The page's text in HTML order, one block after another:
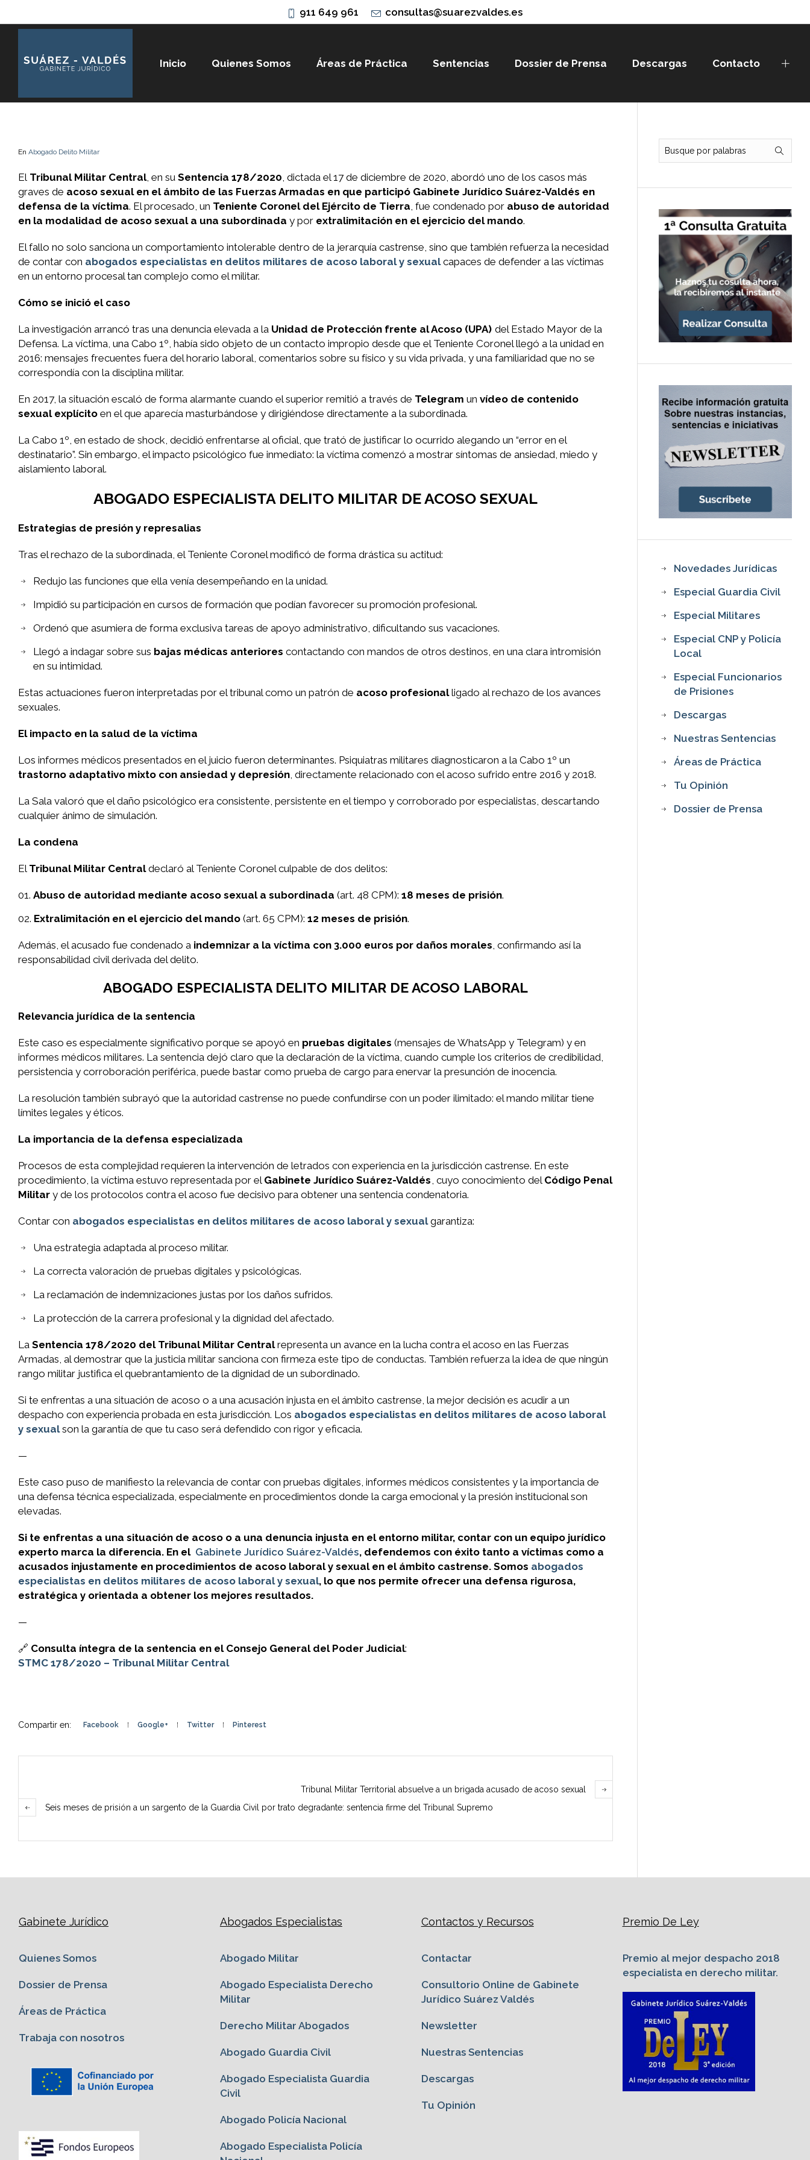
911 649 961 consultas@suarezvaldes.es
Inicio Quienes Somos Áreas de Práctica Sentencias Dossier de Prensa Descargas Contacto
En Abogado Delito Militar
El Tribunal Militar Central, en su Sentencia 178/2020, dictada el 17 de diciembre de 2020, abordó uno de los casos más
graves de acoso sexual en el ámbito de las Fuerzas Armadas en que participó Gabinete Jurídico Suárez-Valdés en
defensa de la víctima. El procesado, un Teniente Coronel del Ejército de Tierra, fue condenado por abuso de autoridad
en la modalidad de acoso sexual a una subordinada y por extralimitación en el ejercicio del mando.
El fallo no solo sanciona un comportamiento intolerable dentro de la jerarquía castrense, sino que también refuerza la necesidad
de contar con abogados especialistas en delitos militares de acoso laboral y sexualcapaces de defender a las víctimas
en un entorno procesal tan complejo como el militar.
Cómo se inició el caso
La investigación arrancó tras una denuncia elevada a la Unidad de Protección frente al Acoso (UPA) del Estado Mayor de la
Defensa. La víctima, una Cabo 1º, había sido objeto de un contacto impropio desde que el Teniente Coronel llegó a la unidad en
2016: mensajes frecuentes fuera del horario laboral, comentarios sobre su físico y su vida privada, y una familiaridad que no se
correspondía con la disciplina militar.
En 2017, la situación escaló de forma alarmante cuando el superior remitió a través de Telegram un vídeo de contenido
sexual explícito en el que aparecía masturbándose y dirigiéndose directamente a la subordinada.
La Cabo 1º, en estado de shock, decidió enfrentarse al oficial, que trató de justificar lo ocurrido alegando un “error en el
destinatario”. Sin embargo, el impacto psicológico fue inmediato: la víctima comenzó a mostrar síntomas de ansiedad, miedo y
aislamiento laboral.
ABOGADO ESPECIALISTA DELITO MILITAR DE ACOSO SEXUAL
Estrategias de presión y represalias
Tras el rechazo de la subordinada, el Teniente Coronel modificó de forma drástica su actitud:
Redujo las funciones que ella venía desempeñando en la unidad.
Impidió su participación en cursos de formación que podían favorecer su promoción profesional.
Ordenó que asumiera de forma exclusiva tareas de apoyo administrativo, dificultando sus vacaciones.
Llegó a indagar sobre sus bajas médicas anteriores contactando con mandos de otros destinos, en una clara intromisión
en su intimidad.
Estas actuaciones fueron interpretadas por el tribunal como un patrón de acoso profesionalligado al rechazo de los avances
sexuales.
El impacto en la salud de la víctima
Los informes médicos presentados en el juicio fueron determinantes. Psiquiatras militares diagnosticaron a la Cabo 1º un
trastorno adaptativo mixto con ansiedad y depresión, directamente relacionado con el acoso sufrido entre 2016 y 2018.
La Sala valoró que el daño psicológico era consistente, persistente en el tiempo y corroborado por especialistas, descartando
cualquier ánimo de simulación.
La condena
El Tribunal Militar Centraldeclaró al Teniente Coronel culpable de dos delitos:
Abuso de autoridad mediante acoso sexual a subordinada (art. 48 CPM): 18 meses de prisión.
Extralimitación en el ejercicio del mando (art. 65 CPM): 12 meses de prisión.
Además, el acusado fue condenado a indemnizar a la víctima con 3.000 euros por daños morales, confirmando así la
responsabilidad civil derivada del delito.
ABOGADO ESPECIALISTA DELITO MILITAR DE ACOSO LABORAL
Relevancia jurídica de la sentencia
Este caso es especialmente significativo porque se apoyó en pruebas digitales (mensajes de WhatsApp y Telegram) y en
informes médicos militares. La sentencia dejó claro que la declaración de la víctima, cuando cumple los criterios de credibilidad,
persistencia y corroboración periférica, puede bastar como prueba de cargo para enervar la presunción de inocencia.
La resolución también subrayó que la autoridad castrense no puede confundirse con un poder ilimitado: el mando militar tiene
límites legales y éticos.
La importancia de la defensa especializada
Procesos de esta complejidad requieren la intervención de letrados con experiencia en la jurisdicción castrense. En este
procedimiento, la víctima estuvo representada por el Gabinete Jurídico Suárez-Valdés, cuyo conocimiento del Código Penal
Militar y de los protocolos contra el acoso fue decisivo para obtener una sentencia condenatoria.
Contar con abogados especialistas en delitos militares de acoso laboral y sexualgarantiza:
Una estrategia adaptada al proceso militar.
La correcta valoración de pruebas digitales y psicológicas.
La reclamación de indemnizaciones justas por los daños sufridos.
La protección de la carrera profesional y la dignidad del afectado.
La Sentencia 178/2020 del Tribunal Militar Centralrepresenta un avance en la lucha contra el acoso en las Fuerzas
Armadas, al demostrar que la justicia militar sanciona con firmeza este tipo de conductas. También refuerza la idea de que ningún
rango militar justifica el quebrantamiento de la dignidad de un subordinado.
Si te enfrentas a una situación de acoso o a una acusación injusta en el ámbito castrense, la mejor decisión es acudir a un
despacho con experiencia probada en esta jurisdicción. Los abogados especialistas en delitos militares de acoso laboral
y sexualson la garantía de que tu caso será defendido con rigor y eficacia.
—
Este caso puso de manifiesto la relevancia de contar con pruebas digitales, informes médicos consistentes y la importancia de
una defensa técnica especializada, especialmente en procedimientos donde la carga emocional y la presión institucional son
elevadas.
Si te enfrentas a una situación de acoso o a una denuncia injusta en el entorno militar, contar con un equipo jurídico
experto marca la diferencia. En el Gabinete Jurídico Suárez-Valdés, defendemos con éxito tanto a víctimas como a
acusados injustamente en procedimientos de acoso laboral y sexual en el ámbito castrense. Somos abogados
especialistas en delitos militares de acoso laboral y sexual, lo que nos permite ofrecer una defensa rigurosa,
estratégica y orientada a obtener los mejores resultados.
—
🔗 Consulta íntegra de la sentencia en el Consejo General del Poder Judicial:
STMC 178/2020 – Tribunal Militar Central
Compartir en: Facebook Google+ Twitter Pinterest
Tribunal Militar Territorial absuelve a un brigada acusado de acoso sexual
Seis meses de prisión a un sargento de la Guardia Civil por trato degradante: sentencia firme del Tribunal Supremo
Novedades Jurídicas
Especial Guardia Civil
Especial Militares
Especial CNP y Policía
Local
Especial Funcionarios
de Prisiones
Descargas
Nuestras Sentencias
Áreas de Práctica
Tu Opinión
Dossier de Prensa
Gabinete Jurídico
Quienes Somos
Dossier de Prensa
Áreas de Práctica
Trabaja con nosotros
Abogados Especialistas
Abogado Militar
Abogado Especialista Derecho
Militar
Derecho Militar Abogados
Abogado Guardia Civil
Abogado Especialista Guardia
Civil
Abogado Policía Nacional
Abogado Especialista Policía
Contactos y Recursos
Contactar
Consultorio Online de Gabinete
Jurídico Suárez Valdés
Newsletter
Nuestras Sentencias
Descargas
Tu Opinión
Premio De Ley
Premio al mejor despacho 2018
especialista en derecho militar.